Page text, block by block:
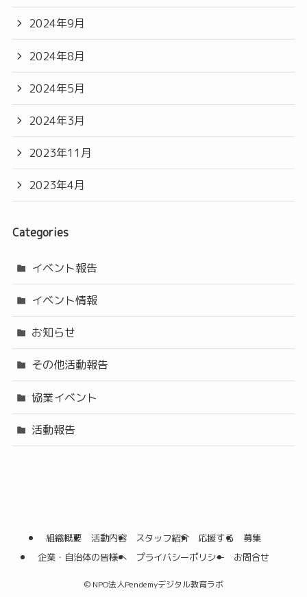
2024年9月
2024年8月
2024年5月
2024年3月
2023年11月
2023年4月
Categories
イベント報告
イベント情報
お知らせ
その他活動報告
協業イベント
活動報告
組織概要 活動内容 スタッフ紹介 応援する
募集
企業・自治体の皆様へ
プライバシーポリシー お問合せ
©NPO法人Pendemyデジタル教育ラボ